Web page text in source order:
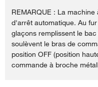
REMARQUE : La
d'arrêt automatique. Au
glaçons remplissent le
soulèvent le bras de
position OFF (position
commande à broche